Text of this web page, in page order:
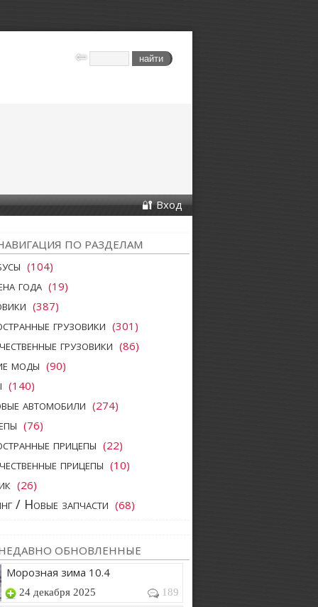
Вход
ПО РАЗДЕЛАМ
(104)
года (19)
(387)
грузовики (301)
грузовики (86)
моды (90)
(140)
автомобили (274)
(76)
прицепы (22)
прицепы (10)
(26)
/ Новые запчасти (68)
ОБНОВЛЕННЫЕ
Морозная зима 10.4
24 декабря 2025 189